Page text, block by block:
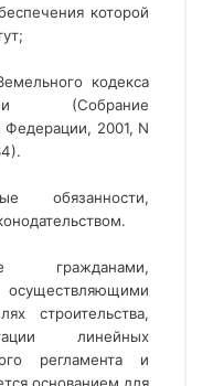
которой
;
кодекса
(Собрание
Федерации, 2001, N
обязанности,
гражданами,
строительства,
линейных
регламента и